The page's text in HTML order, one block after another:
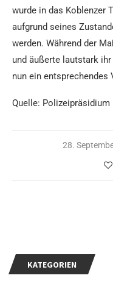
wurde in das Koblenzer
aufgrund seines
werden. Während der
und äußerte lautstark
nun ein entsprechendes
Quelle: Polizeipräsidium
28.
KATEGORIEN